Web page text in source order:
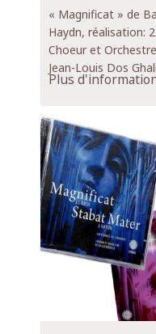
« Magnificat » de
Haydn, réalisation:
Choeur et
Jean-Louis Dos
CD double vendu
Plus